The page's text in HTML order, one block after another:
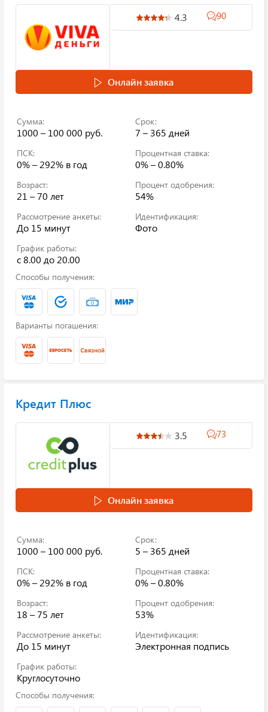
4.3 90
Онлайн заявка
Сумма:
1000 – 100 000 руб.
Срок:
7 – 365 дней
ПСК:
0% – 292% в год
Процентная ставка:
0% – 0.80%
Возраст:
21 – 70 лет
Процент одобрения:
54%
Рассмотрение анкеты:
До 15 минут
Идентификация:
Фото
График работы:
с 8.00 до 20.00
Способы получения:
Варианты погашения:
Кредит Плюс
3.5 73
Онлайн заявка
Сумма:
1000 – 100 000 руб.
Срок:
5 – 365 дней
ПСК:
0% – 292% в год
Процентная ставка:
0% – 0.80%
Возраст:
18 – 75 лет
Процент одобрения:
53%
Рассмотрение анкеты:
До 15 минут
Идентификация:
Электронная подпись
График работы:
Круглосуточно
Способы получения: